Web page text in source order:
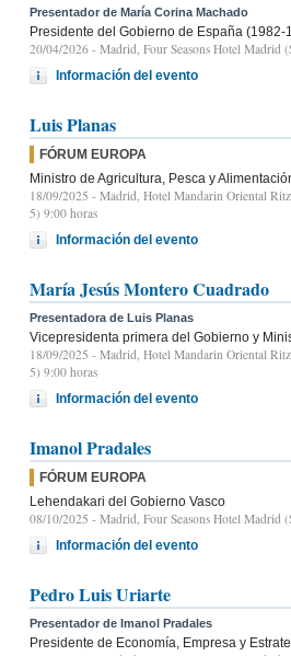
Presentador de María Corina Machado
Presidente del Gobierno de España (1982-
20/04/2026 - Madrid, Four Seasons Hotel Madrid
Información del evento
Luis Planas
FÓRUM EUROPA
Ministro de Agricultura, Pesca y
18/09/2025 - Madrid, Hotel Mandarin Oriental
5) 9:00 horas
Información del evento
María Jesús Montero Cuadrado
Presentadora de Luis Planas
Vicepresidenta primera del Gobierno y
18/09/2025 - Madrid, Hotel Mandarin Oriental
5) 9:00 horas
Información del evento
Imanol Pradales
FÓRUM EUROPA
Lehendakari del Gobierno Vasco
08/10/2025 - Madrid, Four Seasons Hotel Madrid
Información del evento
Pedro Luis Uriarte
Presentador de Imanol Pradales
Presidente de Economía, Empresa y